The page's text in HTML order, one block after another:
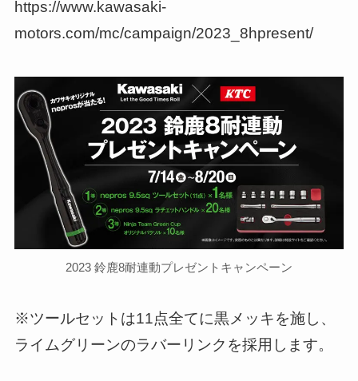
https://www.kawasaki-
motors.com/mc/campaign/2023_8hpresent/
2023 鈴鹿8耐連動プレゼントキャンペーン
※ツールセットは11点全てに黒メッキを施し、
ライムグリーンのラバーリンクを採用します。